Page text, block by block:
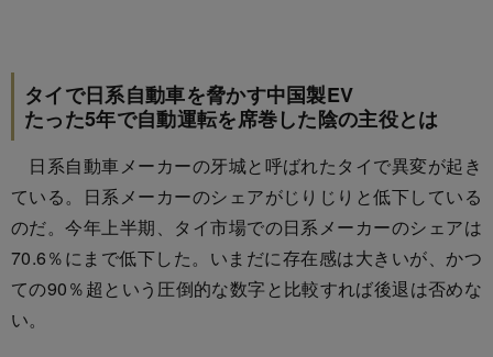
タイで日系自動車を脅かす中国製EV
たった5年で自動運転を席巻した陰の主役とは
日系自動車メーカーの牙城と呼ばれたタイで異変が起き
ている。日系メーカーのシェアがじりじりと低下している
のだ。今年上半期、タイ市場での日系メーカーのシェアは
70.6％にまで低下した。いまだに存在感は大きいが、かつ
ての90％超という圧倒的な数字と比較すれば後退は否めな
い。